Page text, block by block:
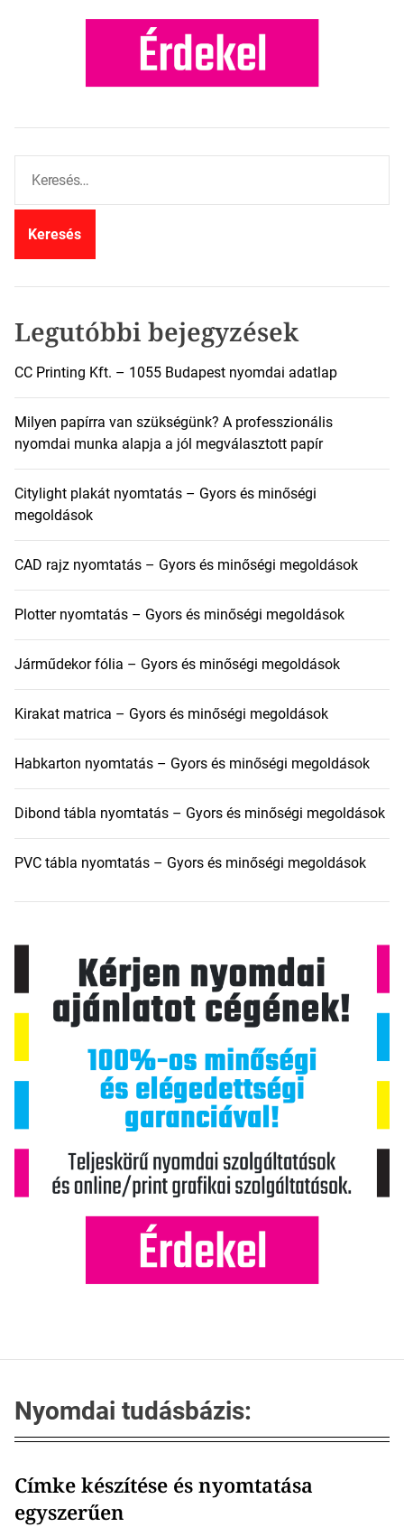
r
Legutóbbi bejegyzések
CC Printing Kft. – 1055 Budapest nyomdai adatlap
Milyen papírra van szükségünk? A professzionális
nyomdai munka alapja a jól megválasztott papír
Citylight plakát nyomtatás – Gyors és minőségi
megoldások
CAD rajz nyomtatás – Gyors és minőségi megoldások
Plotter nyomtatás – Gyors és minőségi megoldások
Járműdekor fólia – Gyors és minőségi megoldások
Kirakat matrica – Gyors és minőségi megoldások
Habkarton nyomtatás – Gyors és minőségi megoldások
Dibond tábla nyomtatás – Gyors és minőségi megoldások
PVC tábla nyomtatás – Gyors és minőségi megoldások
Nyomdai tudásbázis:
Címke készítése és nyomtatása
egyszerűen